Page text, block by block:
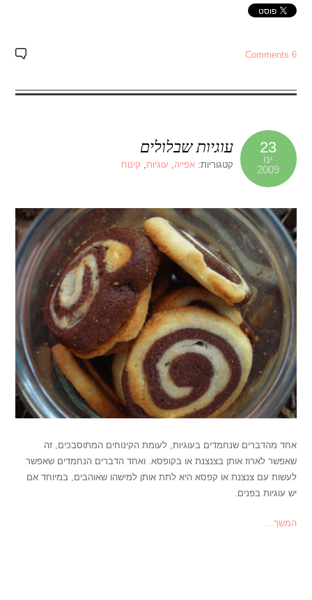
6 Comments
23
ינו
2009
עוגיות שבלולים
קטגוריות:אפייה, עוגיות, קינוח
אחד מהדברים שנחמדים בעוגיות, לעומת הקינוחים המתוסבכים, זה
שאפשר לארוז אותן בצנצנת או בקופסא. ואחד הדברים הנחמדים שאפשר
לעשות עם צנצנת או קפסא היא לתת אותן למישהו שאוהבים, במיוחד אם
יש עוגיות בפנים.
המשך…